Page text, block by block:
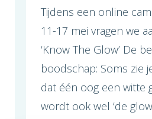
Tijdens een online
11-17 mei vragen we
‘Know The Glow’ De
boodschap: Soms zie
dat één oog een witte
wordt ook wel ‘de